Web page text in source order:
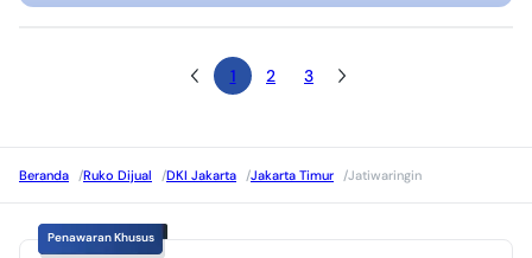
1 2 3
Beranda /Ruko Dijual /DKI Jakarta /Jakarta Timur /Jatiwaringin
Penawaran Khusus